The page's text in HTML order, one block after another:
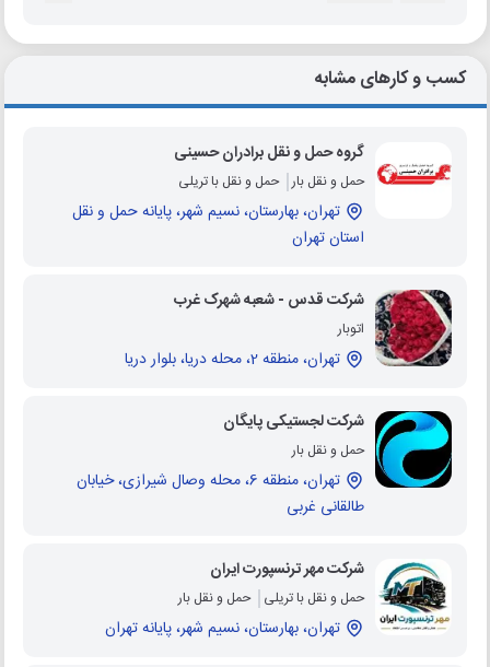
کسب و کارهای مشابه
گروه حمل و نقل برادران حسینی
حمل و نقل بار حمل و نقل با تریلی
تهران، بهارستان، نسیم شهر، پایانه حمل و نقل
استان تهران
شرکت قدس - شعبه شهرک غرب
اتوبار
تهران، منطقه 2، محله دریا، بلوار دریا
شرکت لجستیکی پایگان
حمل و نقل بار
تهران، منطقه 6، محله وصال شیرازی، خیابان
طالقانی غربی
شرکت مهر ترنسپورت ایران
حمل و نقل با تریلی حمل و نقل بار
تهران، بهارستان، نسیم شهر، پایانه تهران